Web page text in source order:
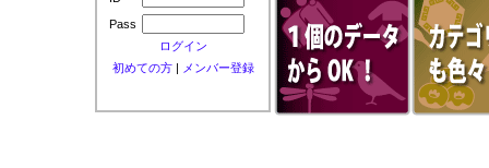
Pass
ログイン
初めての方| メンバー登録